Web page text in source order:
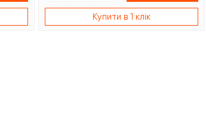
Купити в 1 клік